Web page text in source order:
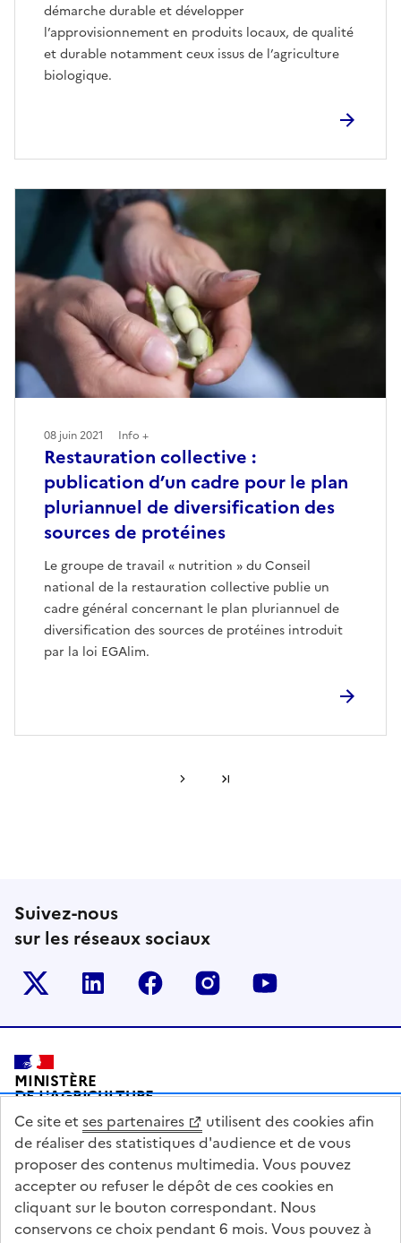
démarche durable et développer
l’approvisionnement en produits locaux, de qualité
et durable notamment ceux issus de l’agriculture
biologique.
Restauration collective :
publication d’un cadre pour le plan
pluriannuel de diversification des
sources de protéines
Le groupe de travail « nutrition » du Conseil
national de la restauration collective publie un
cadre général concernant le plan pluriannuel de
diversification des sources de protéines introduit
par la loi EGAlim.
08 juin 2021 Info +
Page suivante
Suivez-nous
sur les réseaux sociaux
Le ministère sur Twitter
Le ministère sur LinkedIn
Le ministère sur Facebook
Le ministère sur
Pied de page
MINISTÈRE
DE L'AGRICULTURE
DE L'AGRO-ALIMENTAIRE
ET DE LA SOUVERAINETÉ
ALIMENTAIRE
legifrance.gouv.fr info.gouv.fr
Ce site et ses partenaires
utilisent des cookies afin
de réaliser des statistiques d'audience et de vous
proposer des contenus multimedia. Vous pouvez
accepter ou refuser le dépôt de ces cookies en
cliquant sur le bouton correspondant. Nous
conservons ce choix pendant 6 mois. Vous pouvez à